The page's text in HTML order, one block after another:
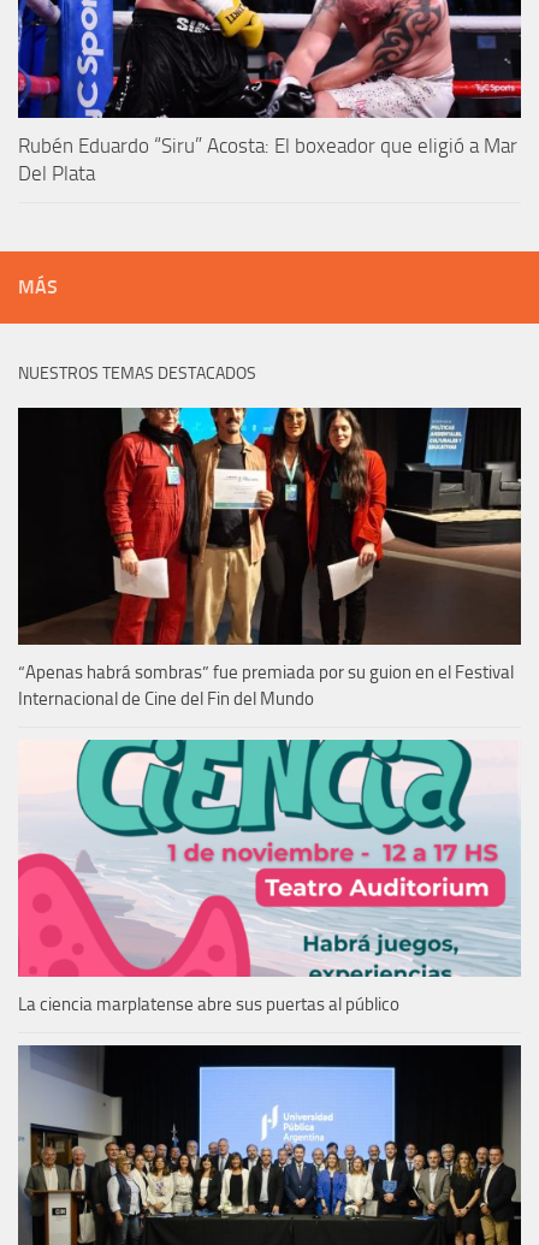
Rubén Eduardo “Siru” Acosta: El boxeador que eligió a Mar
Del Plata
MÁS
NUESTROS TEMAS DESTACADOS
“Apenas habrá sombras” fue premiada por su guion en el Festival
Internacional de Cine del Fin del Mundo
La ciencia marplatense abre sus puertas al público